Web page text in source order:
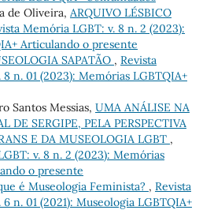
de Oliveira, ARQUIVO LÉSBICO
Memória LGBT: v. 8 n. 2 (2023):
Articulando o presente
SAPATÃO , Revista
n. 01 (2023): Memórias LGBTQIA+
Santos Messias, UMA ANÁLISE NA
DE SERGIPE, PELA PERSPECTIVA
E DA MUSEOLOGIA LGBT ,
v. 8 n. 2 (2023): Memórias
o presente
é Museologia Feminista? , Revista
n. 01 (2021): Museologia LGBTQIA+